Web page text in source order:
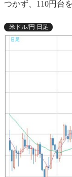
つかず、110円台
米ドル/円 日足